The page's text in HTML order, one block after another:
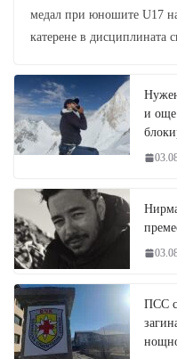
медал при юношите U17
катерене в дисциплината
и още
ПСС с